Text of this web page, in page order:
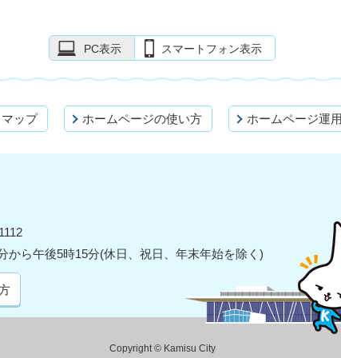
PC表示 スマートフォン表示
ップ ホームページの使い方 ホームページ運
から午後5時15分(休日、祝日、年末年始を除く)
Copyright © Kamisu City